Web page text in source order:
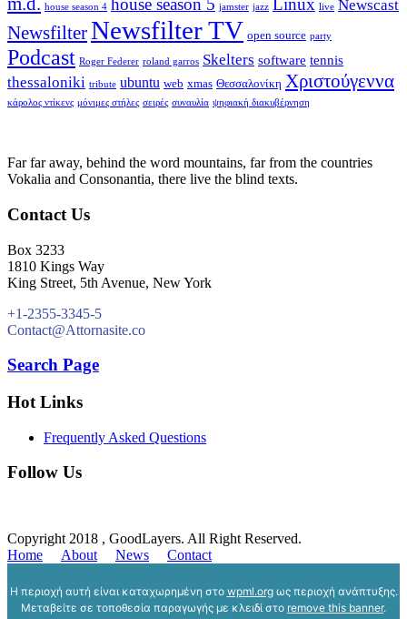
house season 4 house season 5 jamster jazz Linux live Newscast
NewsfilterNewsfilter TV open source party
Podcast Roger Federer roland garros Skelters software tennis
thessaloniki tribute ubuntu web xmas Θεσσαλονίκη Χριστούγεννα
κάρολος ντίκενς μόνιμες στήλες σειρές συναυλία ψηφιακή διακυβέρνηση
Far far away, behind the word mountains, far from the countries
Vokalia and Consonantia, there live the blind texts.
Contact Us
Box 3233
1810 Kings Way
King Street, 5th Avenue, New York
+1-2355-3345-5
Contact@Attornasite.co
Search Page
Hot Links
Frequently Asked Questions
Follow Us
Copyright 2018 , GoodLayers. All Right Reserved.
Home
About News Contact
Η περιοχή αυτή είναι καταχωρημένη στο wpml.orgως περιοχή ανάπτυξης.
Μεταβείτε σε τοποθεσία παραγωγής με κλειδί στο remove this banner.